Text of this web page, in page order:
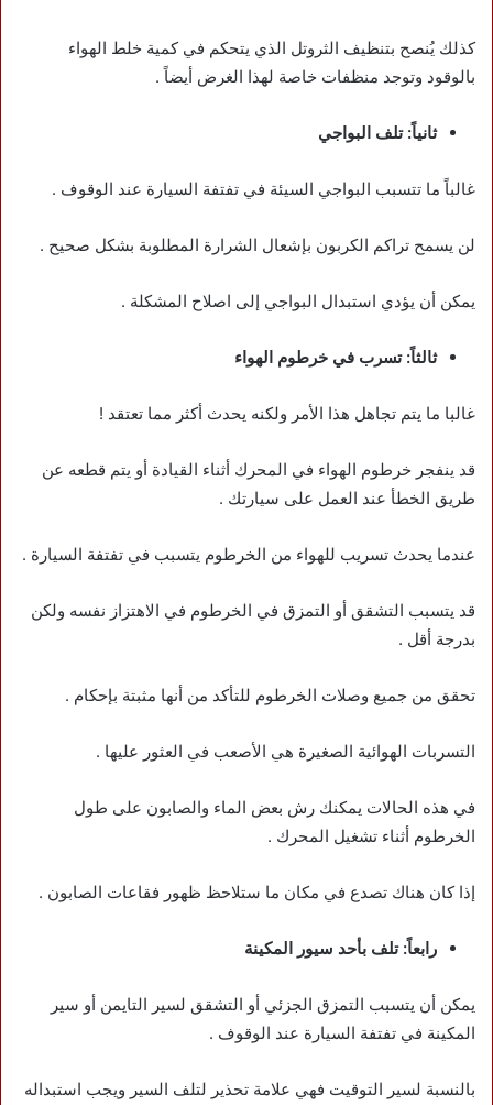
كذلك يُنصح بتنظيف الثروتل الذي يتحكم في كمية خلط الهواء
بالوقود وتوجد منظفات خاصة لهذا الغرض أيضاً .
ثانياً: تلف البواجي
غالباً ما تتسبب البواجي السيئة في تفتفة السيارة عند الوقوف .
لن يسمح تراكم الكربون بإشعال الشرارة المطلوبة بشكل صحيح .
يمكن أن يؤدي استبدال البواجي إلى اصلاح المشكلة .
ثالثاً: تسرب في خرطوم الهواء
غالبا ما يتم تجاهل هذا الأمر ولكنه يحدث أكثر مما تعتقد !
قد ينفجر خرطوم الهواء في المحرك أثناء القيادة أو يتم قطعه عن
طريق الخطأ عند العمل على سيارتك .
عندما يحدث تسريب للهواء من الخرطوم يتسبب في تفتفة السيارة .
قد يتسبب التشقق أو التمزق في الخرطوم في الاهتزاز نفسه ولكن
بدرجة أقل .
تحقق من جميع وصلات الخرطوم للتأكد من أنها مثبتة بإحكام .
التسربات الهوائية الصغيرة هي الأصعب في العثور عليها .
في هذه الحالات يمكنك رش بعض الماء والصابون على طول
الخرطوم أثناء تشغيل المحرك .
إذا كان هناك تصدع في مكان ما ستلاحظ ظهور فقاعات الصابون .
رابعاً: تلف بأحد سيور المكينة
يمكن أن يتسبب التمزق الجزئي أو التشقق لسير التايمن أو سير
المكينة في تفتفة السيارة عند الوقوف .
بالنسبة لسير التوقيت فهي علامة تحذير لتلف السير ويجب استبداله